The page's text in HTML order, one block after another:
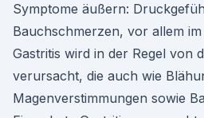
Symptome äußern:
Bauchschmerzen, vor allem
Gastritis wird in der Regel von
verursacht, die auch wie
Magenverstimmungen sowie